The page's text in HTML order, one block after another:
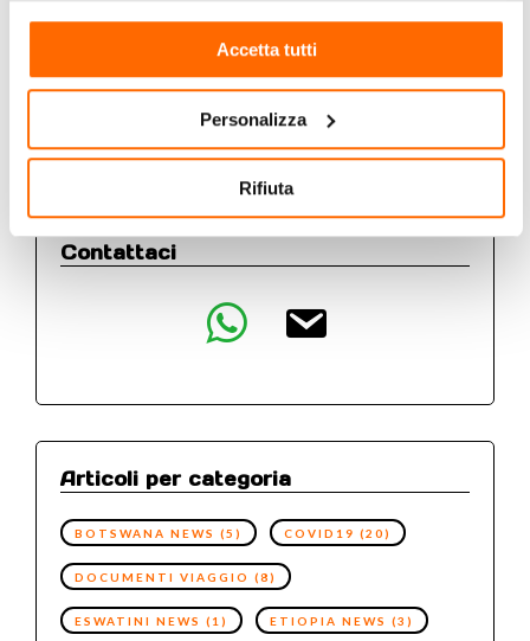
Accetta tutti
Personalizza
Rifiuta
Seguici sui Social
facebook instagramyoutube
Contattaci
whatsapp
Articoli per categoria
BOTSWANA NEWS (5) COVID19 (20)
DOCUMENTI VIAGGIO (8)
ESWATINI NEWS (1) ETIOPIA NEWS (3)